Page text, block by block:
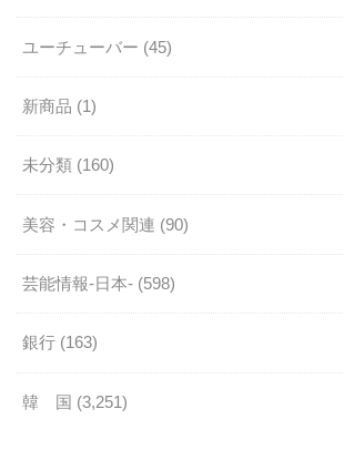
ユーチューバー (45)
新商品 (1)
未分類 (160)
美容・コスメ関連 (90)
芸能情報-日本- (598)
銀行 (163)
韓 国 (3,251)